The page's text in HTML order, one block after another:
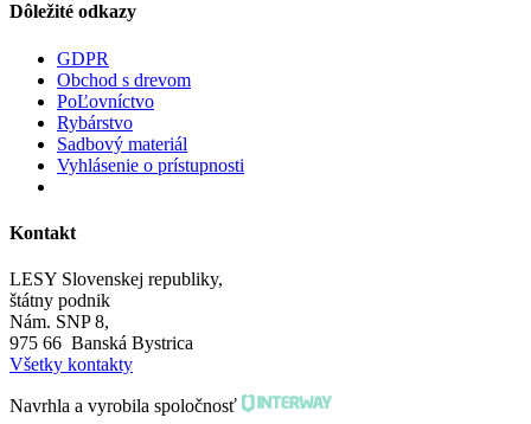
Dôležité odkazy
GDPR
Obchod s drevom
PoĽovníctvo
Rybárstvo
Sadbový materiál
Vyhlásenie o prístupnosti
Kontakt
LESY Slovenskej republiky,
štátny podnik
Nám. SNP 8,
975 66 Banská Bystrica
Všetky kontakty
Navrhla a vyrobila spoločnosť